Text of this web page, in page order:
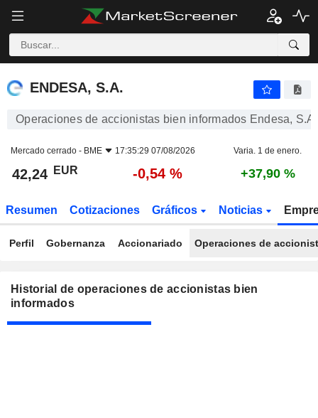
ENDESA, S.A.
ENDESA, S.A.
Operaciones de accionistas bien informados Endesa, S.A.
Mercado cerrado - BME 17:35:29 07/08/2026 Varia. 1 de enero.
42,24 EUR -0,54 % +37,90 %
Resumen Cotizaciones Gráficos Noticias
Perfil Gobernanza Accionariado Operaciones de
Historial de operaciones de accionistas bien
informados